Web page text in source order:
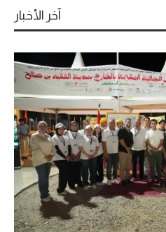
آخر الأخبار